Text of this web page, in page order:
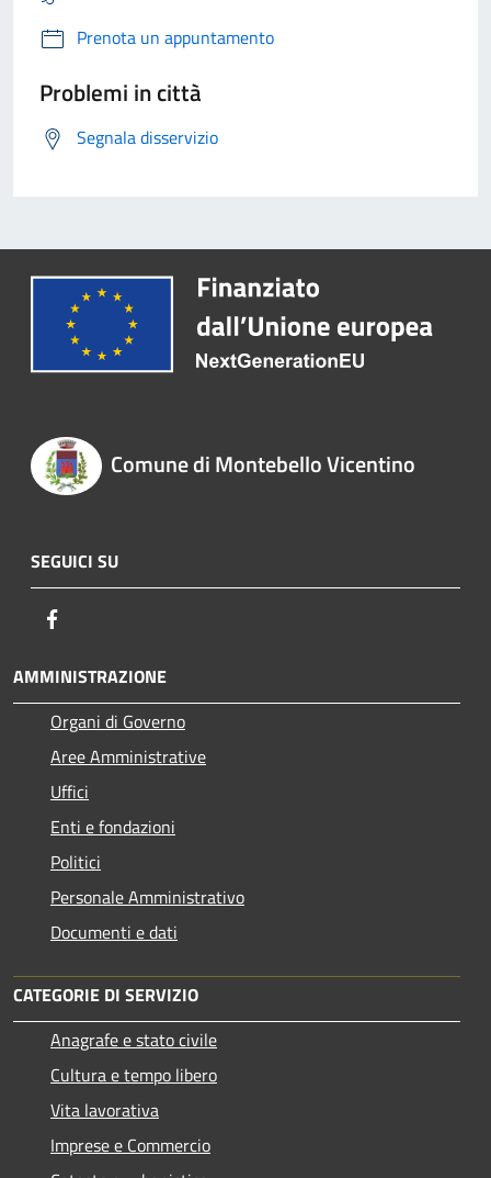
Prenota un appuntamento
Problemi in città
Segnala disservizio
Comune di Montebello Vicentino
SEGUICI SU
AMMINISTRAZIONE
Organi di Governo
Aree Amministrative
Uffici
Enti e fondazioni
Politici
Personale Amministrativo
Documenti e dati
CATEGORIE DI SERVIZIO
Anagrafe e stato civile
Cultura e tempo libero
Vita lavorativa
Imprese e Commercio